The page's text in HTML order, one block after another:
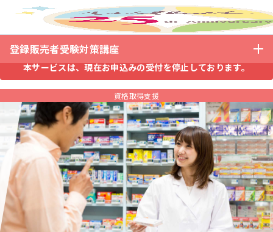
ホーム 登録販売者受験対策講座
登録販売者受験対策講座
本サービスは、現在お申込みの受付を停止しております。
資格取得支援